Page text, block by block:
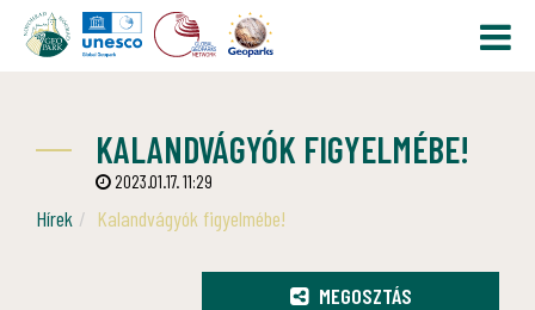
KALANDVÁGYÓK FIGYELMÉBE!
2023.01.17. 11:29
Hírek Kalandvágyók figyelmébe!
MEGOSZTÁS